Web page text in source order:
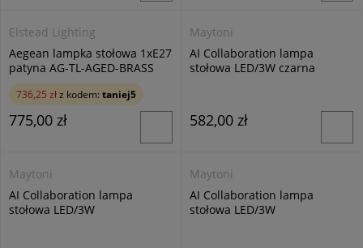
Elstead Lighting
Aegean lampka stołowa 1xE27
patyna AG-TL-AGED-BRASS
736,25 złz kodem: taniej5
775,00 zł
Maytoni
AI Collaboration lampa
stołowa LED/3W czarna
582,00 zł
Maytoni
AI Collaboration lampa
stołowa LED/3W
Maytoni
AI Collaboration lampa
stołowa LED/3W